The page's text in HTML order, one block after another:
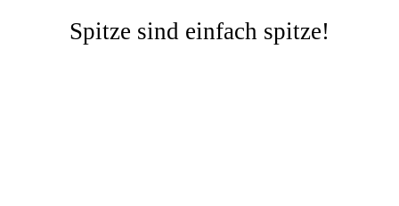
Spitze sind einfach spitze!